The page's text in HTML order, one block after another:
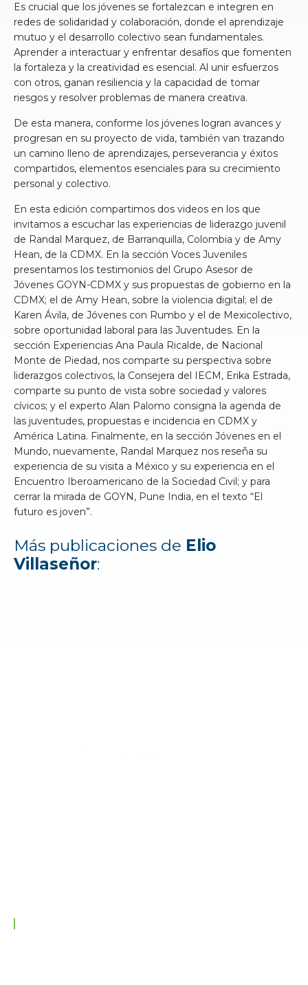
Es crucial que los jóvenes se fortalezcan e integren en
redes de solidaridad y colaboración, donde el aprendizaje
mutuo y el desarrollo colectivo sean fundamentales.
Aprender a interactuar y enfrentar desafíos que fomenten
la fortaleza y la creatividad es esencial. Al unir esfuerzos
con otros, ganan resiliencia y la capacidad de tomar
riesgos y resolver problemas de manera creativa.
De esta manera, conforme los jóvenes logran avances y
progresan en su proyecto de vida, también van trazando
un camino lleno de aprendizajes, perseverancia y éxitos
compartidos, elementos esenciales para su crecimiento
personal y colectivo.
En esta edición compartimos dos videos en los que
invitamos a escuchar las experiencias de liderazgo juvenil
de Randal Marquez, de Barranquilla, Colombia y de Amy
Hean, de la CDMX. En la sección Voces Juveniles
presentamos los testimonios del Grupo Asesor de
Jóvenes GOYN-CDMX y sus propuestas de gobierno en la
CDMX; el de Amy Hean, sobre la violencia digital; el de
Karen Ávila, de Jóvenes con Rumbo y el de Mexicolectivo,
sobre oportunidad laboral para las Juventudes. En la
sección Experiencias Ana Paula Ricalde, de Nacional
Monte de Piedad, nos comparte su perspectiva sobre
liderazgos colectivos, la Consejera del IECM, Erika Estrada,
comparte su punto de vista sobre sociedad y valores
cívicos; y el experto Alan Palomo consigna la agenda de
las juventudes, propuestas e incidencia en CDMX y
América Latina. Finalmente, en la sección Jóvenes en el
Mundo, nuevamente, Randal Marquez nos reseña su
experiencia de su visita a México y su experiencia en el
Encuentro Iberoamericano de la Sociedad Civil; y para
cerrar la mirada de GOYN, Pune India, en el texto “El
futuro es joven”.
Más publicaciones de Elio
Villaseñor: